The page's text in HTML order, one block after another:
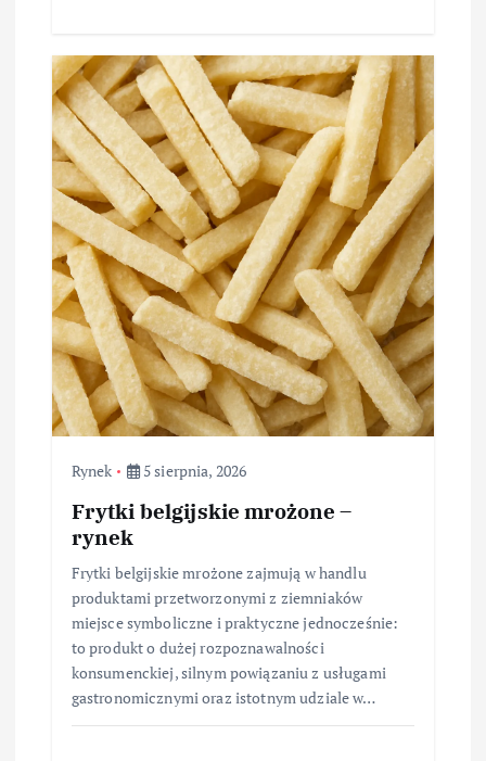
Rynek 5 sierpnia, 2026
Frytki belgijskie mrożone –
rynek
Frytki belgijskie mrożone zajmują w handlu
produktami przetworzonymi z ziemniaków
miejsce symboliczne i praktyczne jednocześnie:
to produkt o dużej rozpoznawalności
konsumenckiej, silnym powiązaniu z usługami
gastronomicznymi oraz istotnym udziale w…